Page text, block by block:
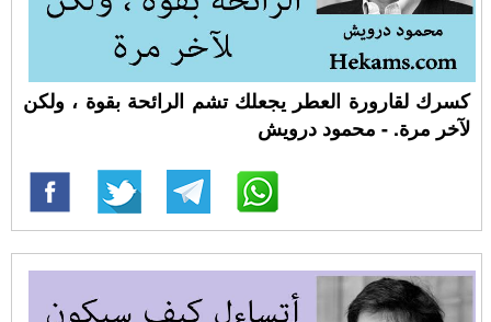
كسرك لقارورة العطر يجعلك تشم الرائحة بقوة ، ولكن
لآخر مرة. - محمود درويش